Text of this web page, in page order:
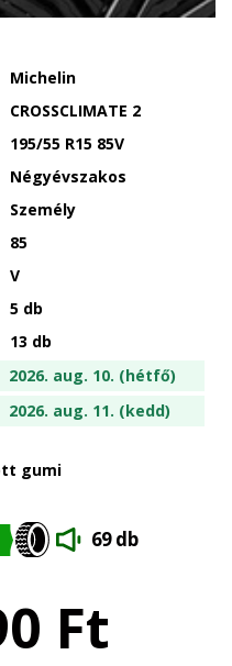
Michelin
CROSSCLIMATE 2
195/55 R15 85V
Négyévszakos
Személy
85
V
5 db
13 db
2026. aug. 10. (hétfő)
2026. aug. 11. (kedd)
gumi
69 db
Ft